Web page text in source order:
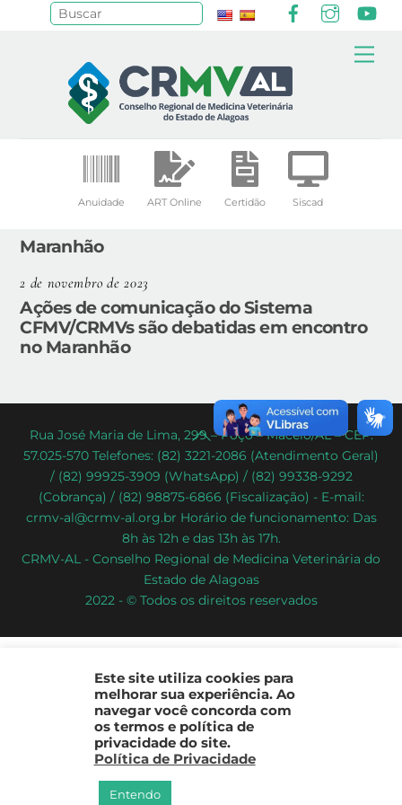
Anuidade ART Online Certidão Siscad
Maranhão
2 de novembro de 2023
Ações de comunicação do Sistema
CFMV/CRMVs são debatidas em encontro
no Maranhão
Back
To
Top
Rua José Maria de Lima, 299 – Poço – Maceió/AL – CEP:
57.025-570 Telefones: (82) 3221-2086 (Atendimento Geral)
/ (82) 99925-3909 (WhatsApp) / (82) 99338-9292
(Cobrança) / (82) 98875-6866 (Fiscalização) - E-mail:
crmv-al@crmv-al.org.br Horário de funcionamento: Das
8h às 12h e das 13h às 17h.
CRMV-AL - Conselho Regional de Medicina Veterinária do
Estado de Alagoas
2022 - © Todos os direitos reservados
Este site utiliza cookies para
melhorar sua experiência. Ao
navegar você concorda com
os termos e política de
privacidade do site.
Política de Privacidade
Entendo